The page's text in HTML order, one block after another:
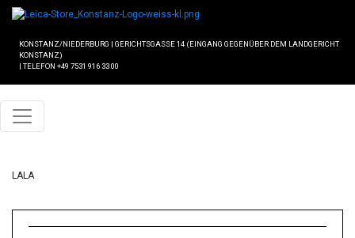
KONSTANZ/NIEDERBURG | GERICHTSGASSE 14 (EINGANG GEGENÜBER DEM LANDGERICHT
KONSTANZ)
| TELEFON +49 7531 916 33 00
LALA